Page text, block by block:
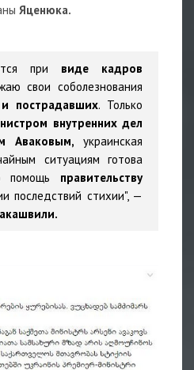
Яценюка.
при виде кадров
свои соболезнования
пострадавших. Только
внутренних дел
Аваковым, украинская
ситуациям готова
помощь правительству
последствий стихии", —